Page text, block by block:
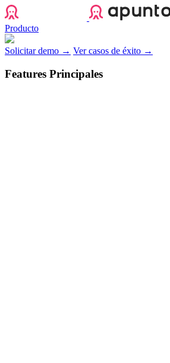
Producto
Solicitar demo → Ver casos de éxito →
Features Principales